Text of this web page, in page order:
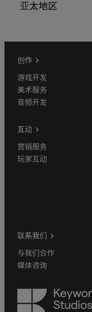
亚太地区
创作
游戏开发
美术服务
音频开发
互动
营销服务
玩家互动
联系我们
与我们合作
媒体咨询
Keywords
Studios